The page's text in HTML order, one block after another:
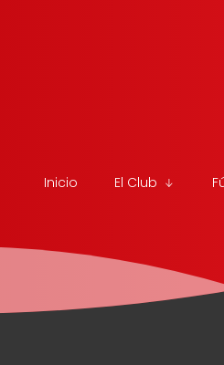
Inicio El Club